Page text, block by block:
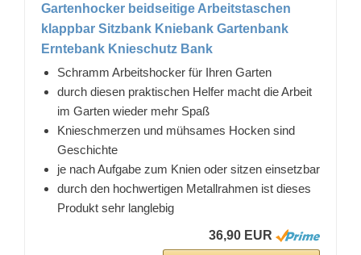
Gartenhocker beidseitige Arbeitstaschen
klappbar Sitzbank Kniebank Gartenbank
Erntebank Knieschutz Bank
Schramm Arbeitshocker für Ihren Garten
durch diesen praktischen Helfer macht die Arbeit
im Garten wieder mehr Spaß
Knieschmerzen und mühsames Hocken sind
Geschichte
je nach Aufgabe zum Knien oder sitzen einsetzbar
durch den hochwertigen Metallrahmen ist dieses
Produkt sehr langlebig
36,90 EUR